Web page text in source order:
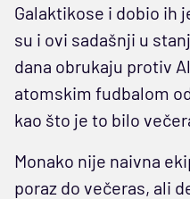
Galaktikose i dobio ih
su i ovi sadašnji u
dana obrukaju protiv
atomskim fudbalom
kao što je to bilo
Monako nije naivna
poraz do večeras, ali